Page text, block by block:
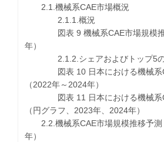
2.1.機械系CAE市場概況
2.1.1.概況
図表 9 機械系CAE市場規模推
年）
2.1.2.シェアおよびトップ5の
図表 10 日本における機械系
（2022年～2024年）
図表 11 日本における機械系
（円グラフ、2023年、2024年）
2.2.機械系CAE市場規模推移予測
年）